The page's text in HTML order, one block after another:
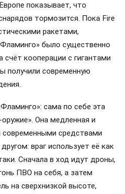
показывает, что
тормозится. Пока Fire
ракетами,
было существенно
кооперации с гигантами
получили современную
сама по себе эта
Она медленная и
средствами
враг использует её как
Сначала в ход идут дроны,
ПВО на себя, а затем
на сверхнизкой высоте,